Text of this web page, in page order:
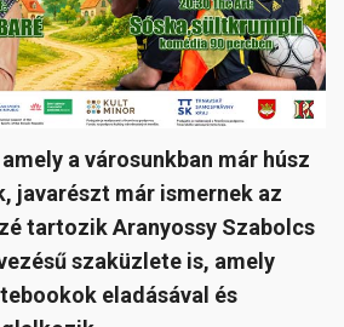
a városunkban már húsz
javarészt már ismernek az
tartozik Aranyossy Szabolcs
szaküzlete is, amely
eladásával és